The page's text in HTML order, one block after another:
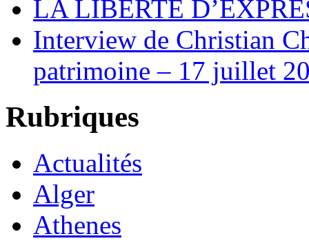
LA LIBERTÉ
Interview de Christian
patrimoine – 17 juillet
Rubriques
Actualités
Alger
Athenes